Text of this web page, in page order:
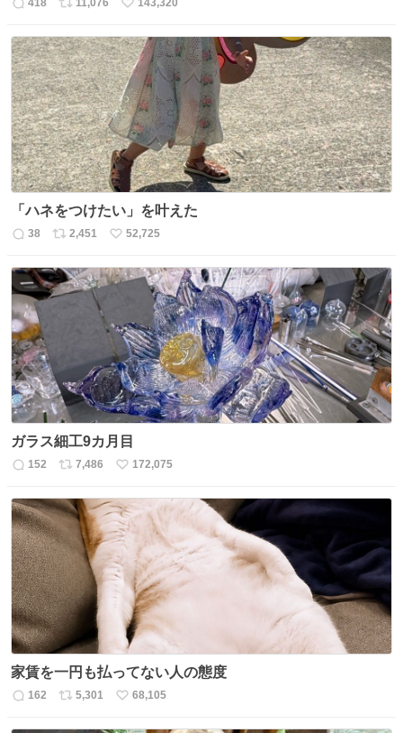
返
数
418
リ
ス
ト
数
11,076
い
ね
数
143,320
「ハネをつけたい」を叶えた
返
数
38
リ
ス
ト
2,451
い
ね
52,725
ガラス細工9カ月目
返
数
152
リ
ス
ト
数
7,486
い
ね
数
172,075
家賃を一円も払ってない人の態度
返
162
リ
5,301
い
68,105